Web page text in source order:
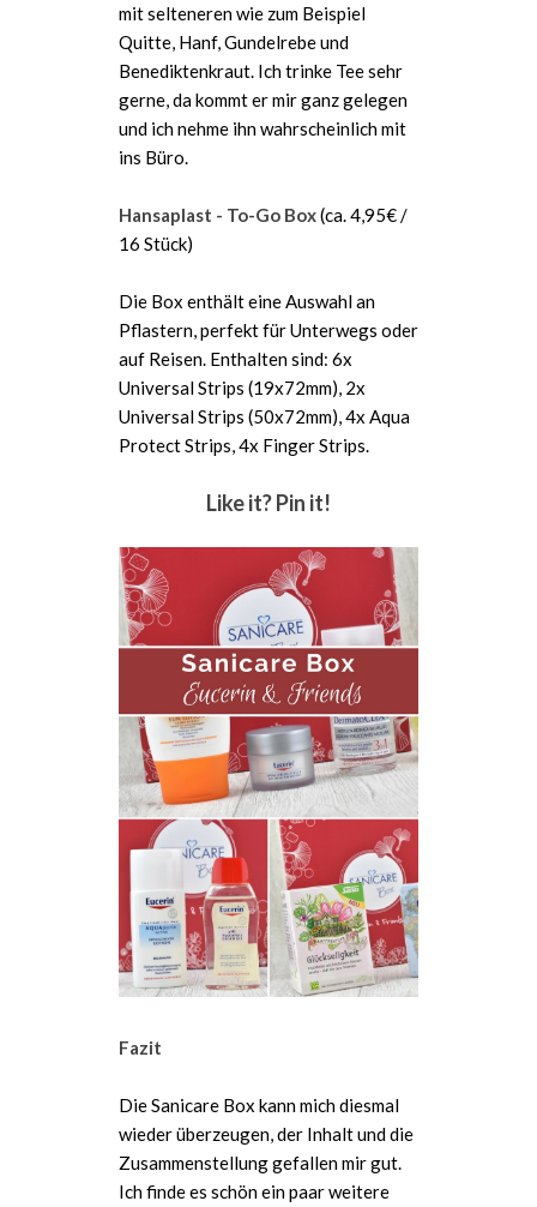
mit selteneren wie zum Beispiel
Quitte, Hanf, Gundelrebe und
Benediktenkraut. Ich trinke Tee sehr
gerne, da kommt er mir ganz gelegen
und ich nehme ihn wahrscheinlich mit
ins Büro.
Hansaplast - To-Go Box(ca. 4,95€ /
16 Stück)
Die Box enthält eine Auswahl an
Pflastern, perfekt für Unterwegs oder
auf Reisen. Enthalten sind: 6x
Universal Strips (19x72mm), 2x
Universal Strips (50x72mm), 4x Aqua
Protect Strips, 4x Finger Strips.
Like it? Pin it!
Fazit
Die Sanicare Box kann mich diesmal
wieder überzeugen, der Inhalt und die
Zusammenstellung gefallen mir gut.
Ich finde es schön ein paar weitere